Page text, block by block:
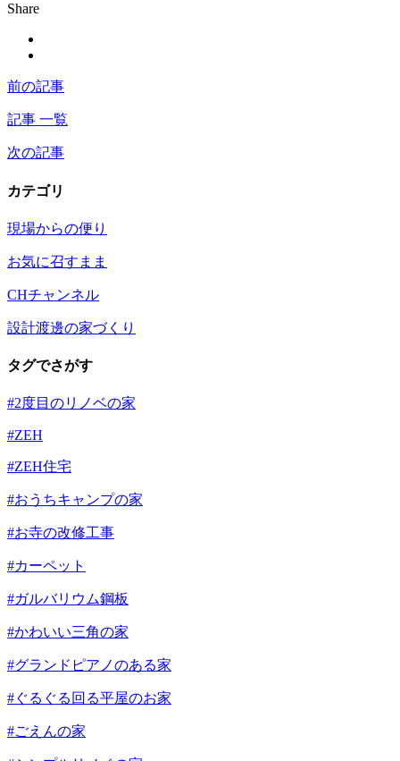
Share
前の記事
記事 一覧
次の記事
カテゴリ
現場からの便り
お気に召すまま
CHチャンネル
設計渡邊の家づくり
タグでさがす
#2度目のリノベの家
#ZEH
#ZEH住宅
#おうちキャンプの家
#お寺の改修工事
#カーペット
#ガルバリウム鋼板
#かわいい三角の家
#グランドピアノのある家
#ぐるぐる回る平屋のお家
#ごえんの家